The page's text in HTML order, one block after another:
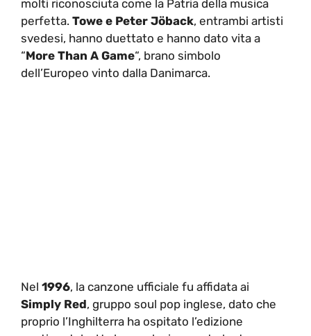
molti riconosciuta come la Patria della musica
perfetta. Towe e Peter Jöback, entrambi artisti
svedesi, hanno duettato e hanno dato vita a
“More Than A Game“, brano simbolo
dell’Europeo vinto dalla Danimarca.
Nel 1996, la canzone ufficiale fu affidata ai
Simply Red, gruppo soul pop inglese, dato che
proprio l’Inghilterra ha ospitato l’edizione